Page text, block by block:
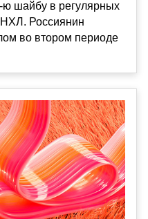
ю шайбу в регулярных
Россиянин
во втором периоде